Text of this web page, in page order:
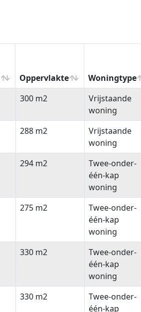
Oppervlakte Woningtype
Oppervlakte Woningtype
300 m2
Vrijstaande
woning
288 m2
Vrijstaande
woning
294 m2
Twee-onder-
één-kap
woning
275 m2
Twee-onder-
één-kap
woning
330 m2
Twee-onder-
één-kap
woning
330 m2
Twee-onder-
één-kap